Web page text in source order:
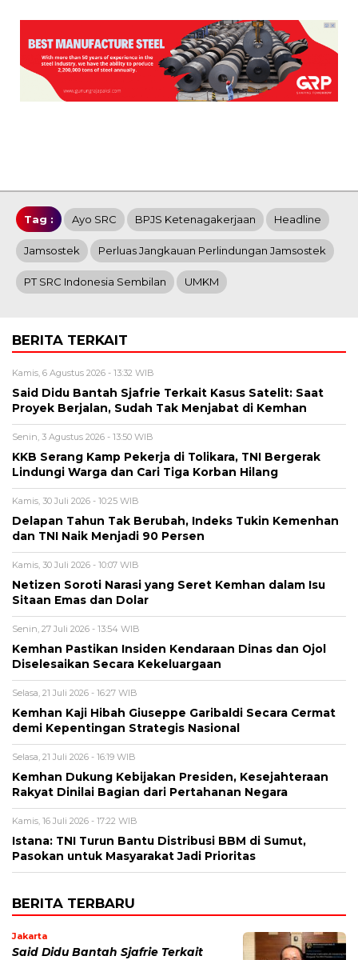
Tag : Ayo SRC BPJS Ketenagakerjaan Headline
Jamsostek Perluas Jangkauan Perlindungan Jamsostek
PT SRC Indonesia Sembilan UMKM
BERITA TERKAIT
Kamis, 6 Agustus 2026 - 13:32 WIB
Said Didu Bantah Sjafrie Terkait Kasus Satelit: Saat
Proyek Berjalan, Sudah Tak Menjabat di Kemhan
Senin, 3 Agustus 2026 - 13:50 WIB
KKB Serang Kamp Pekerja di Tolikara, TNI Bergerak
Lindungi Warga dan Cari Tiga Korban Hilang
Kamis, 30 Juli 2026 - 10:25 WIB
Delapan Tahun Tak Berubah, Indeks Tukin Kemenhan
dan TNI Naik Menjadi 90 Persen
Kamis, 30 Juli 2026 - 10:07 WIB
Netizen Soroti Narasi yang Seret Kemhan dalam Isu
Sitaan Emas dan Dolar
Senin, 27 Juli 2026 - 13:54 WIB
Kemhan Pastikan Insiden Kendaraan Dinas dan Ojol
Diselesaikan Secara Kekeluargaan
Selasa, 21 Juli 2026 - 16:27 WIB
Kemhan Kaji Hibah Giuseppe Garibaldi Secara Cermat
demi Kepentingan Strategis Nasional
Selasa, 21 Juli 2026 - 16:19 WIB
Kemhan Dukung Kebijakan Presiden, Kesejahteraan
Rakyat Dinilai Bagian dari Pertahanan Negara
Kamis, 16 Juli 2026 - 17:22 WIB
Istana: TNI Turun Bantu Distribusi BBM di Sumut,
Pasokan untuk Masyarakat Jadi Prioritas
BERITA TERBARU
Jakarta
Said Didu Bantah Sjafrie Terkait